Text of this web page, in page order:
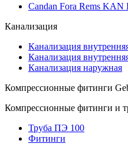
Candan Fora Rems KAN
Канализация
Канализация
Канализация
Канализация наружная
Компрессионные фитинги
Компрессионные фитинги и
Труба ПЭ 100
Фитинги